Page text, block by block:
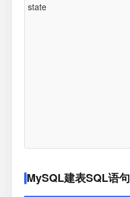
state
MySQL建表SQL语句